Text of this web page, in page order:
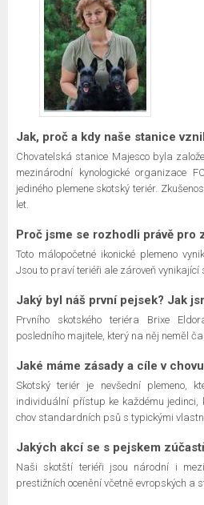
Jak, proč a kdy naše stanice
Chovatelská stanice Majesco byla
mezinárodní kynologické organizace
jediného plemene skotský teriér.
let.
Proč jsme se rozhodli právě pro
Toto málopočetné ikonické plemeno
Jsou to praví teriéři ale zároveň vynikající
Jaký byl náš první pejsek? Jak
Prvního skotského teriéra Brixe
posledního majitele, který na něj neměl
Jaké máme zásady a cíle v
Skotský teriér je nevšední plemeno,
individuální přístup ke každému jedinci,
chov standardních psů s typickými
Jakých akcí se s pejskem
Naši skotští teriéři jsou národní i
prestižních ocenění včetně evropských a